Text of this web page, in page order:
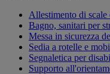
Allestimento di scale
Bagno, sanitari per
Messa in sicurezza
Sedia a rotelle e
Segnaletica per
Supporto